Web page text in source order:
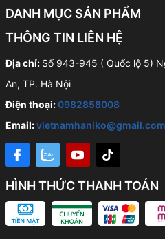
DANH MỤC SẢN PHẨM
THÔNG TIN LIÊN HỆ
Địa chỉ: Số 943-945 ( Quốc lộ 5)
An, TP. Hà Nội
Điện thoại:0982858008
Email:vietnamhaniko@gmail.com
HÌNH THỨC THANH TOÁN